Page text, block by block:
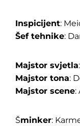
Inspicijent:
Šef tehnike:
Majstor svjetla
Majstor tona:
Majstor scene:
Šminker: